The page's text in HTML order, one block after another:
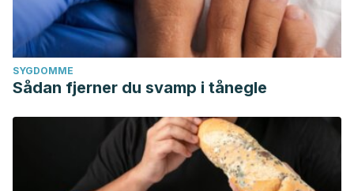
SYGDOMME
Sådan fjerner du svamp i tånegle